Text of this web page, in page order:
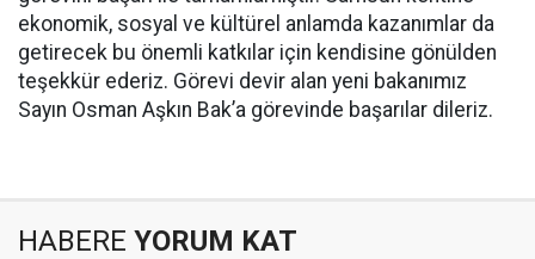
ekonomik, sosyal ve kültürel anlamda kazanımlar da
getirecek bu önemli katkılar için kendisine gönülden
teşekkür ederiz. Görevi devir alan yeni bakanımız
Sayın Osman Aşkın Bak’a görevinde başarılar dileriz.
HABERE YORUM KAT